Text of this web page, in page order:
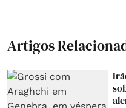
Artigos